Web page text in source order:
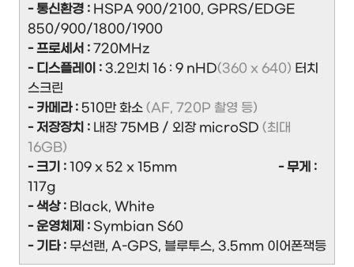
- 통신환경 : HSPA 900/2100, GPRS/EDGE
850/900/1800/1900
- 프로세서 : 720MHz
- 디스플레이 : 3.2인치 16 : 9 nHD(360 x 640) 터치
스크린
- 카메라 : 510만 화소 (AF, 720P 촬영 등)
- 저장장치 : 내장 75MB / 외장 microSD (최대
16GB)
- 크기 : 109 x 52 x 15mm - 무게 :
117g
- 색상 : Black, White
- 운영체제 : Symbian S60
- 기타 : 무선랜, A-GPS, 블루투스, 3.5mm 이어폰잭등